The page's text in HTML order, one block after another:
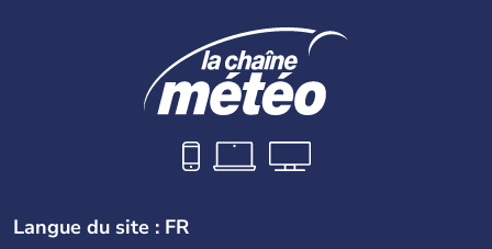
Langue du site : FR